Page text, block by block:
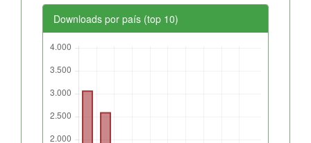
Downloads por país (top 10)